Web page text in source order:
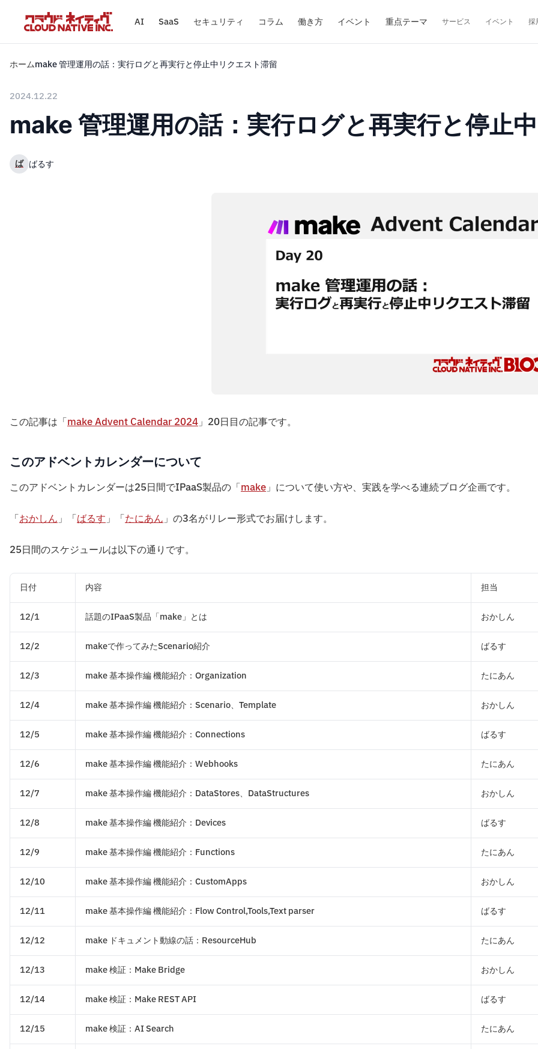
AI SaaS セキュリティ コラム 働き方 イベント 重点テーマ サービス イベント 採
ホームmake 管理運用の話：実行ログと再実行と停止中リクエスト滞留
2024.12.22
make 管理運用の話：実行ログと再実行と停止
ば ばるす
この記事は「make Advent Calendar 2024」20日目の記事です。
このアドベントカレンダーについて
このアドベントカレンダーは25日間でIPaaS製品の「make」について使い方や、実践を学べる連続ブログ企画です。
「おかしん」「ばるす」「たにあん」の3名がリレー形式でお届けします。
25日間のスケジュールは以下の通りです。
日付 内容 担当
12/1 話題のIPaaS製品「make」とは おかしん
12/2 makeで作ってみたScenario紹介 ばるす
12/3 make 基本操作編 機能紹介：Organization たにあん
12/4 make 基本操作編 機能紹介：Scenario、Template おかしん
12/5 make 基本操作編 機能紹介：Connections ばるす
12/6 make 基本操作編 機能紹介：Webhooks たにあん
12/7 make 基本操作編 機能紹介：DataStores、DataStructures おかしん
12/8 make 基本操作編 機能紹介：Devices ばるす
12/9 make 基本操作編 機能紹介：Functions たにあん
12/10 make 基本操作編 機能紹介：CustomApps おかしん
12/11 make 基本操作編 機能紹介：Flow Control,Tools,Text parser ばるす
12/12 make ドキュメント動線の話：ResourceHub たにあん
12/13 make 検証：Make Bridge おかしん
12/14 make 検証：Make REST API ばるす
12/15 make 検証：AI Search たにあん